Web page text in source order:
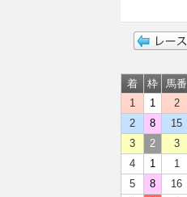
着 枠 馬番
1
1 2
2
8 15
3
2 3
4
1 1
5
8 16